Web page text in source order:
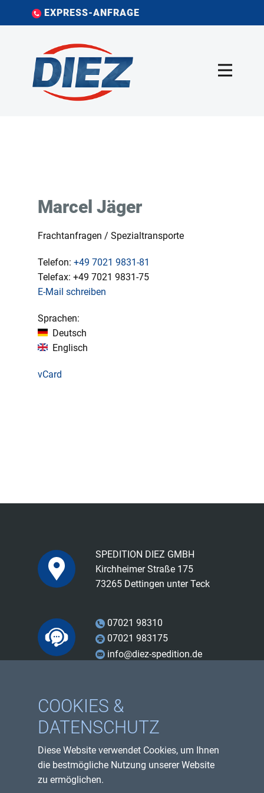
EXPRESS-ANFRAGE
Marcel Jäger
Frachtanfragen / Spezialtransporte
Telefon: +49 7021 9831-81
Telefax: +49 7021 9831-75
E-Mail schreiben
Sprachen:
Deutsch
Englisch
vCard
SPEDITION DIEZ GMBH
Kirchheimer Straße 175
73265 Dettingen unter Teck
07021 98310
07021 983175
info@diez-spedition.de
Instagram
Youtube
Impressum
Datenschutzerklärung
COOKIES &
DATENSCHUTZ
Diese Website verwendet Cookies, um Ihnen
die bestmögliche Nutzung unserer Website
zu ermöglichen.